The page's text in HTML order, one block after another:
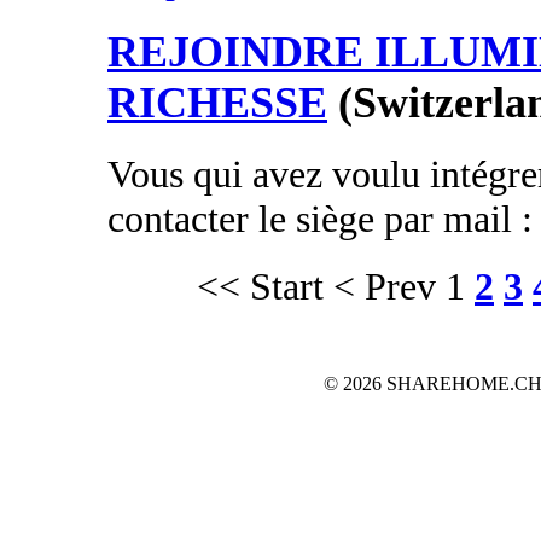
REJOINDRE
RICHESSE
Vous qui avez voulu
contacter le siège par mail
<< Start < Prev 1 2 3
© 2026